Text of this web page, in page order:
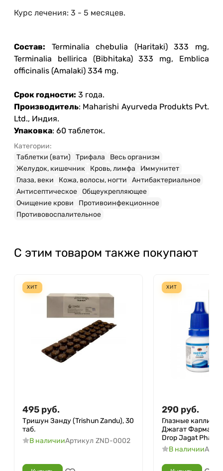
Курс лечения: 3 - 5 месяцев.
Состав: Terminalia chebulia (Haritaki) 333 mg,
Terminalia bellirica (Bibhitaka) 333 mg, Emblica
officinalis (Amalaki) 334 mg.
Срок годности: 3 года.
Производитель: Maharishi Ayurveda Produkts Pvt.
Ltd., Индия.
Упаковка: 60 таблеток.
Категории:
Таблетки (вати)
Трифала
Весь организм
Желудок, кишечник
Кровь, лимфа
Иммунитет
Глаза, веки
Кожа, волосы, ногти
Антибактериальное
Антисептическое Общеукрепляющее
Очищение крови
Противоинфекционное
Противовоспалительное
С этим товаром также покупают
ХИТ
495 руб.
Тришун Занду (Trishun Zandu), 30
таб.
В наличииАртикул ZND-0002
ХИТ
290 руб.
Глазные капли
Джагат Фарма
Drop Jagat
В наличии